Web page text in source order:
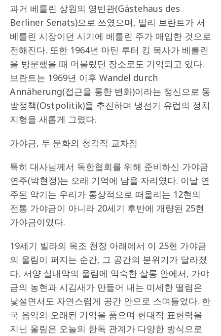
과거 베를린 상원의 영빈관(Gästehaus des
Berliner Senats)으로 쓰였으며, 빌리 브란트가 서
베를린 시장이던 시기에 베를린 주가 매입한 것으로
전해진다. 또한 1964년 마틴 루터 킹 목사가 베를린
을 방문했을 때 머물렀던 장소로도 기억되고 있다.
브란트는 1969년 이후 Wandel durch
Annäherung(접근을 통한 변화)이라는 정신으로 동
방정책(Ostpolitik)을 추진하며 냉전기 유럽의 정치
지형을 새롭게 그렸다.
가야금, 두 문화의 청각적 교차점
특히 대사님께서 독한협회를 위해 준비하신 가야금
연주(박현정)는 오래 기억에 남을 자리였다. 이날 연
주된 악기는 우리가 통상적으로 떠올리는 12현의
전통 가야금이 아니라 20세기 후반에 개량된 25현
가야금이었다.
19세기 빌라의 목조 천장 아래에서 이 25현 가야금
의 울림이 퍼지는 순간, 그 공간의 분위기가 달라졌
다. 서양 실내악의 울림에 익숙한 살롱 안에서, 가야
금의 농현과 시김새가 만들어 내는 미세한 떨림은
낯설면서도 자연스럽게 공간 안으로 스며들었다. 한
국 음악의 오래된 기억을 품으며 현대적 표현력을
지닌 울림은 오늘의 한독 관계가 다양한 방식으로